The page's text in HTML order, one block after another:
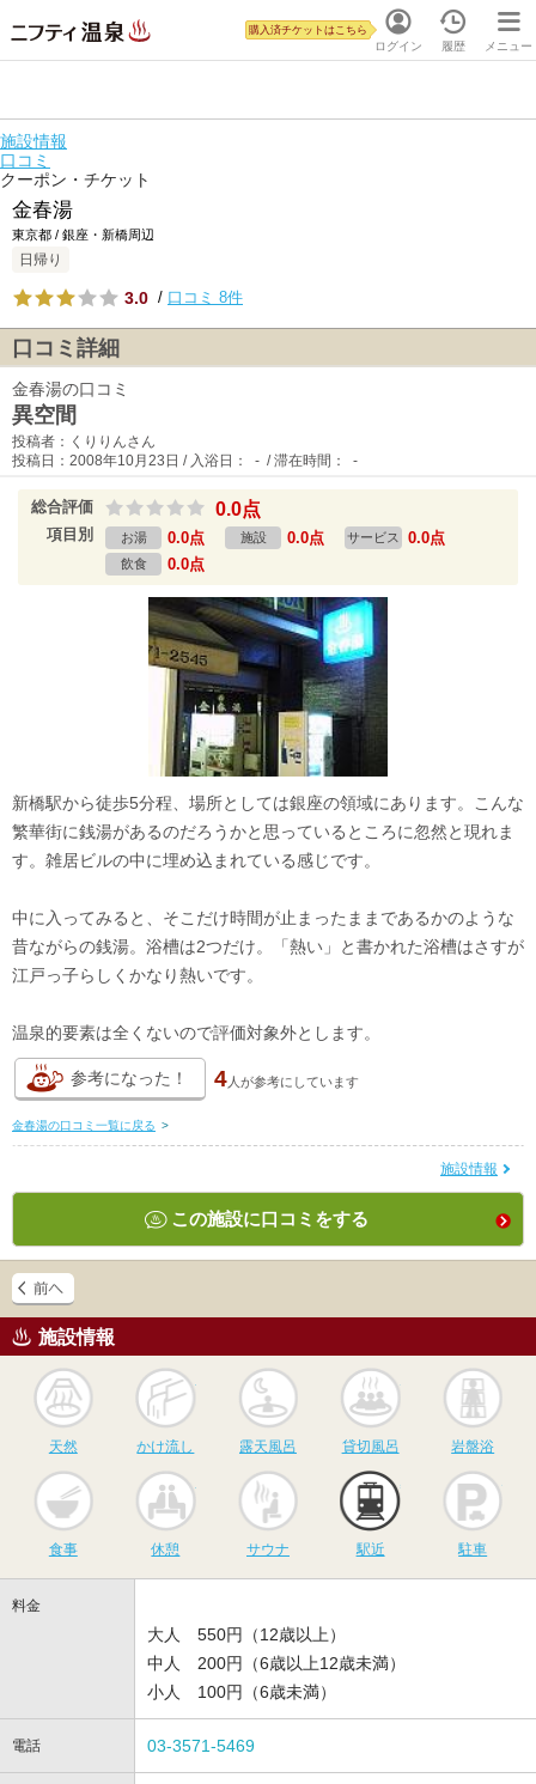
ログイン
購入済チケットはこちら
履歴 メニュー
施設情報
口コミ
クーポン・チケット
金春湯
東京都 / 銀座・新橋周辺
日帰り
3.0 / 口コミ 8件
口コミ詳細
金春湯の口コミ
異空間
投稿者：くりりんさん
投稿日：2008年10月23日 / 入浴日： - / 滞在時間： -
総合評価 0.0点
項目別 お湯 0.0点 施設 0.0点 サービス 0.0点
飲食 0.0点
新橋駅から徒歩5分程、場所としては銀座の領域にあります。こんな
繁華街に銭湯があるのだろうかと思っているところに忽然と現れま
す。雑居ビルの中に埋め込まれている感じです。
中に入ってみると、そこだけ時間が止まったままであるかのような
昔ながらの銭湯。浴槽は2つだけ。「熱い」と書かれた浴槽はさすが
江戸っ子らしくかなり熱いです。
温泉的要素は全くないので評価対象外とします。
参考になった！ 4人が参考にしています
金春湯の口コミ一覧に戻る >
施設情報
この施設に口コミをする
施設情報
天然
かけ流し
かけ流し
露天風呂
露天風呂
貸切風呂
貸切風呂 岩盤浴
食事 休憩
サウナ
サウナ 駅近 駐車
料金
大人 550円（12歳以上）
中人 200円（6歳以上12歳未満）
小人 100円（6歳未満）
電話 03-3571-5469